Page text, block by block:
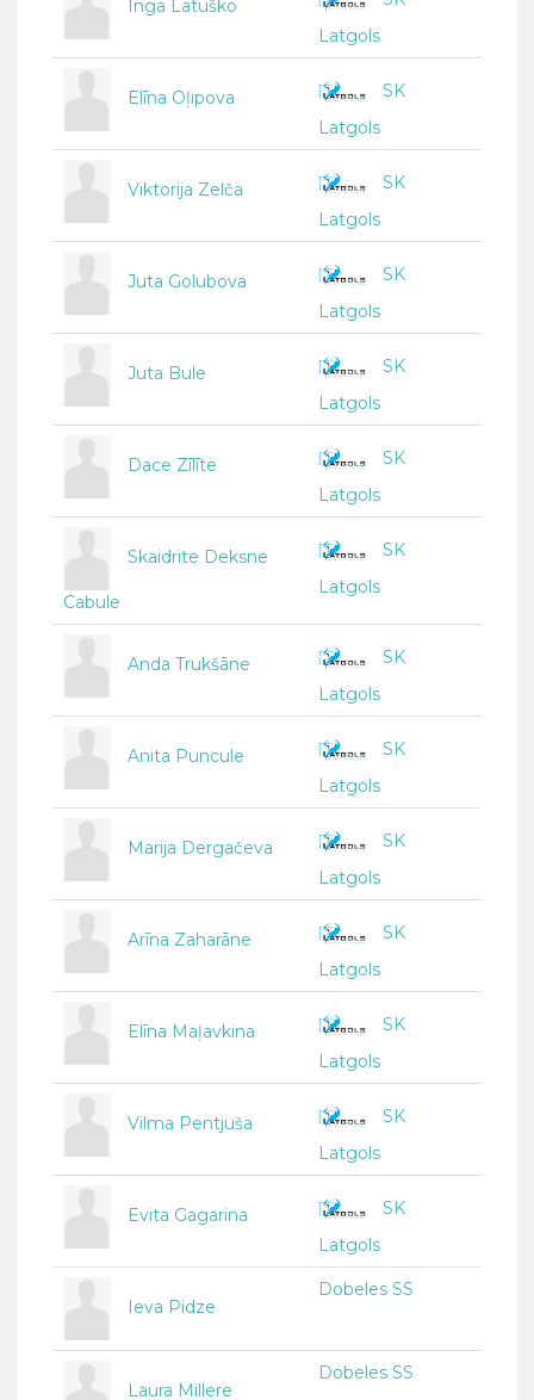
Inga Latuško
Latgols
Elīna Oļipova
SK
Latgols
Viktorija Zelča
SK
Latgols
Juta Golubova
SK
Latgols
Juta Bule
SK
Latgols
Dace Zīlīte
SK
Latgols
Skaidrite Deksne
Cabule
SK
Latgols
Anda Trukšāne
SK
Latgols
Anita Puncule
SK
Latgols
Marija Dergačeva
SK
Latgols
Arīna Zaharāne
SK
Latgols
Elīna Maļavkina
SK
Latgols
Vilma Pentjuša
SK
Latgols
Evita Gagarina
SK
Latgols
Ieva Pidze
Dobeles SS
Laura Millere
Dobeles SS